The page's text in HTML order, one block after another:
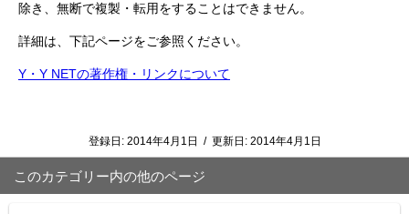
除き、無断で複製・転用をすることはできません。
詳細は、下記ページをご参照ください。
Y・Y NETの著作権・リンクについて
登録日: 2014年4月1日 / 更新日: 2014年4月1日
このカテゴリー内の他のページ